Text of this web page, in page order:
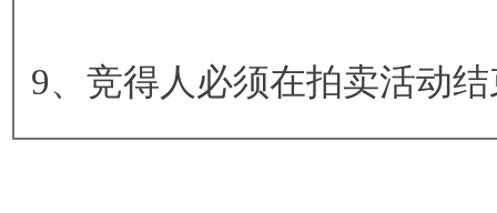
9、竞得人必须在拍卖活动